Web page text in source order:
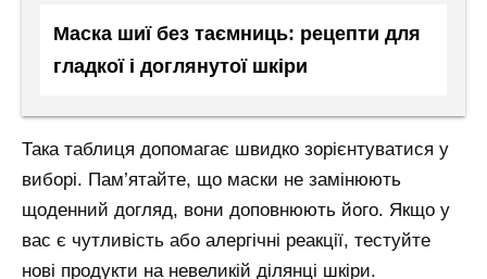
Маска шиї без таємниць: рецепти для
гладкої і доглянутої шкіри
Така таблиця допомагає швидко зорієнтуватися у
виборі. Пам’ятайте, що маски не замінюють
щоденний догляд, вони доповнюють його. Якщо у
вас є чутливість або алергічні реакції, тестуйте
нові продукти на невеликій ділянці шкіри.